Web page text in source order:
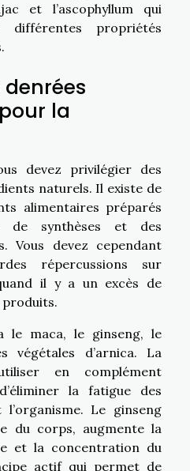
et l’ascophyllum qui
différentes propriétés
la
devez privilégier des
naturels. Il existe de
alimentaires préparés
de synthèses et des
Vous devez cependant
répercussions sur
il y a un excès de
produits.
le maca, le ginseng, le
végétales d’arnica. La
en complément
la fatigue des
Le ginseng
du corps, augmente la
et la concentration du
actif qui permet de